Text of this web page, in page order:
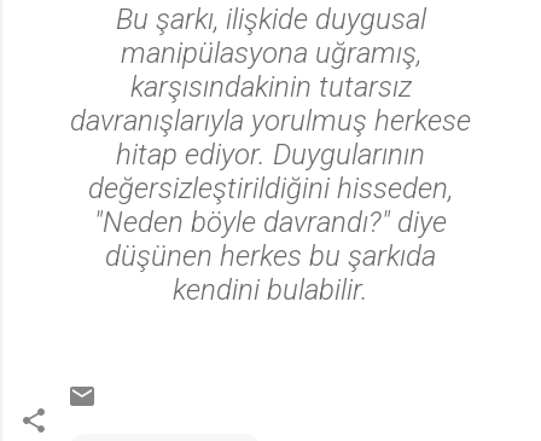
Bu şarkı, ilişkide duygusal
manipülasyona uğramış,
karşısındakinin tutarsız
davranışlarıyla yorulmuş herkese
hitap ediyor. Duygularının
değersizleştirildiğini hisseden,
"Neden böyle davrandı?" diye
düşünen herkes bu şarkıda
kendini bulabilir.